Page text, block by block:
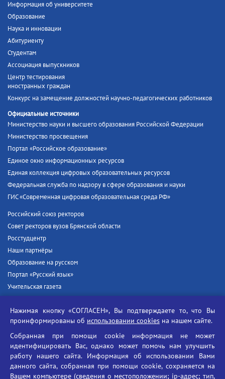
Информация об университете
Образование
Наука и инновации
Абитуриенту
Студентам
Ассоциация выпускников
Центр тестирования
иностранных граждан
Конкурс на замещение должностей научно-педагогических работников
Официальные источники
Министерство науки и высшего образования Российской Федерации
Министерство просвещения
Портал «Российское образование»
Единое окно информационных ресурсов
Единая коллекция цифровых образовательных ресурсов
Федеральная служба по надзору в сфере образования и науки
ГИС «Современная цифровая образовательная среда РФ»
Российский союз ректоров
Совет ректоров вузов Брянской области
Росстудцентр
Наши партнёры
Образование на русском
Портал «Русский язык»
Учительская газета
Единый портал государственных услуг
Противодействие угрозам информационной безопасности
Социальные ролики - Генеральная прокуратура РФ
Противодействие коррупции
БГУ против наркотиков
Нажимая кнопку «СОГЛАСЕН», Вы подтверждаете то, что Вы
проинформированы об использовании cookies на нашем сайте.
Собранная при помощи cookie информация не может
идентифицировать Вас, однако может помочь нам улучшить
работу нашего сайта. Информация об использовании Вами
данного сайта, собранная при помощи cookie, сохраняется на
Вашем компьютере (сведения о местоположении; ip-адрес; тип,